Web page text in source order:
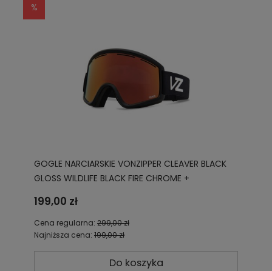
GOGLE NARCIARSKIE VONZIPPER CLEAVER BLACK
GLOSS WILDLIFE BLACK FIRE CHROME +
199,00 zł
Cena regularna: 299,00 zł
Najniższa cena: 199,00 zł
Do koszyka